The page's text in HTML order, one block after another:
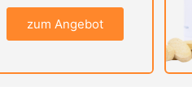
zum Angebot